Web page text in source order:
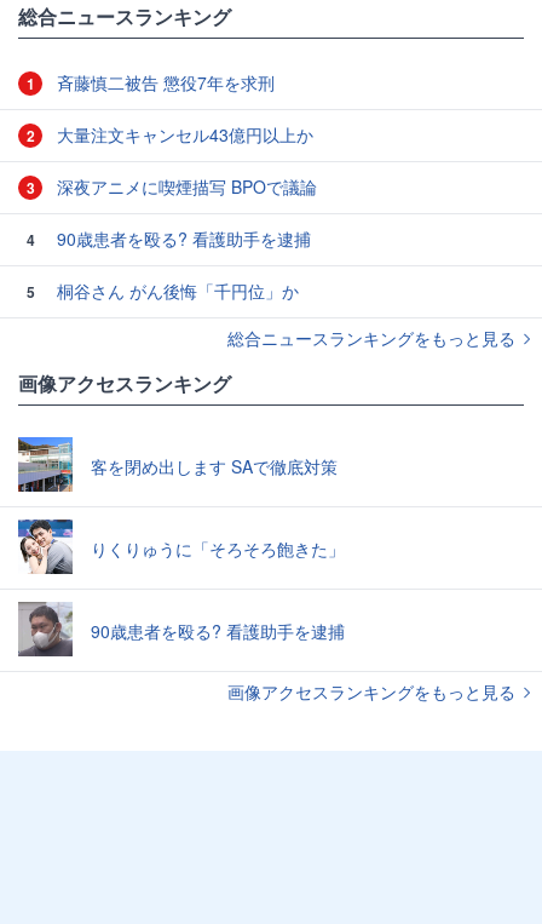
総合ニュースランキング
1 斉藤慎二被告 懲役7年を求刑
2 大量注文キャンセル43億円以上か
3 深夜アニメに喫煙描写 BPOで議論
4 90歳患者を殴る? 看護助手を逮捕
5
桐谷さん がん後悔「千円位」か
総合ニュースランキングをもっと見る
画像アクセスランキング
客を閉め出します SAで徹底対策
りくりゅうに「そろそろ飽きた」
90歳患者を殴る? 看護助手を逮捕
画像アクセスランキングをもっと見る